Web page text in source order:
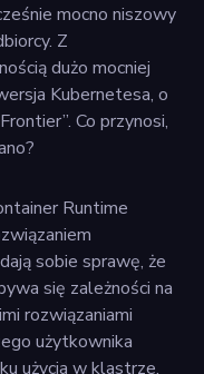
mocno niszowy
Z
dużo mocniej
Kubernetesa, o
Co przynosi,
Runtime
sobie sprawę, że
się zależności na
rozwiązaniami
użytkownika
użycia w klastrze.